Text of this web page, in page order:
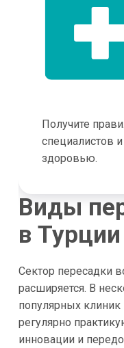
Получите
специалистов
здоровью.
Виды
в Турции
Сектор пересадки
расширяется. В
популярных клиник
регулярно
инновации и